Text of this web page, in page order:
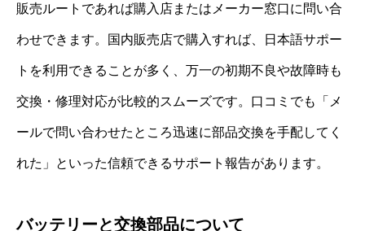
販売ルートであれば購入店またはメーカー窓口に問い合
わせできます。国内販売店で購入すれば、日本語サポー
トを利用できることが多く、万一の初期不良や故障時も
交換・修理対応が比較的スムーズです。口コミでも「メ
ールで問い合わせたところ迅速に部品交換を手配してく
れた」といった信頼できるサポート報告があります。
バッテリーと交換部品について